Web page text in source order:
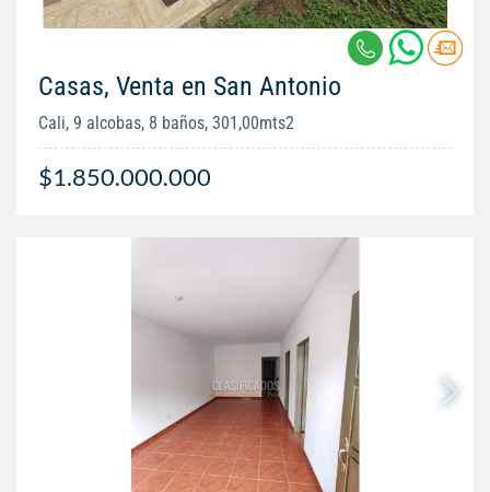
Casas, Venta en San Antonio
Cali, 9 alcobas, 8 baños, 301,00mts2
$1.850.000.000